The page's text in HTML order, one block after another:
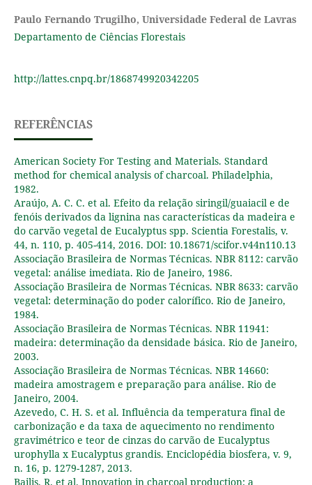
Paulo Fernando Trugilho, Universidade Federal de Lavras
Departamento de Ciências Florestais
http://lattes.cnpq.br/1868749920342205
REFERÊNCIAS
American Society For Testing and Materials. Standard
method for chemical analysis of charcoal. Philadelphia,
1982.
Araújo, A. C. C. et al. Efeito da relação siringil/guaiacil e de
fenóis derivados da lignina nas características da madeira e
do carvão vegetal de Eucalyptus spp. Scientia Forestalis, v.
44, n. 110, p. 405-414, 2016. DOI: 10.18671/scifor.v44n110.13
Associação Brasileira de Normas Técnicas. NBR 8112: carvão
vegetal: análise imediata. Rio de Janeiro, 1986.
Associação Brasileira de Normas Técnicas. NBR 8633: carvão
vegetal: determinação do poder calorífico. Rio de Janeiro,
1984.
Associação Brasileira de Normas Técnicas. NBR 11941:
madeira: determinação da densidade básica. Rio de Janeiro,
2003.
Associação Brasileira de Normas Técnicas. NBR 14660:
madeira amostragem e preparação para análise. Rio de
Janeiro, 2004.
Azevedo, C. H. S. et al. Influência da temperatura final de
carbonização e da taxa de aquecimento no rendimento
gravimétrico e teor de cinzas do carvão de Eucalyptus
urophylla x Eucalyptus grandis. Enciclopédia biosfera, v. 9,
n. 16, p. 1279-1287, 2013.
Bailis, R. et al. Innovation in charcoal production: a